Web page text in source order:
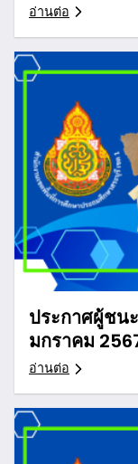
อ่านต่อ
ประกาศผู้ชน
มกราคม
อ่านต่อ